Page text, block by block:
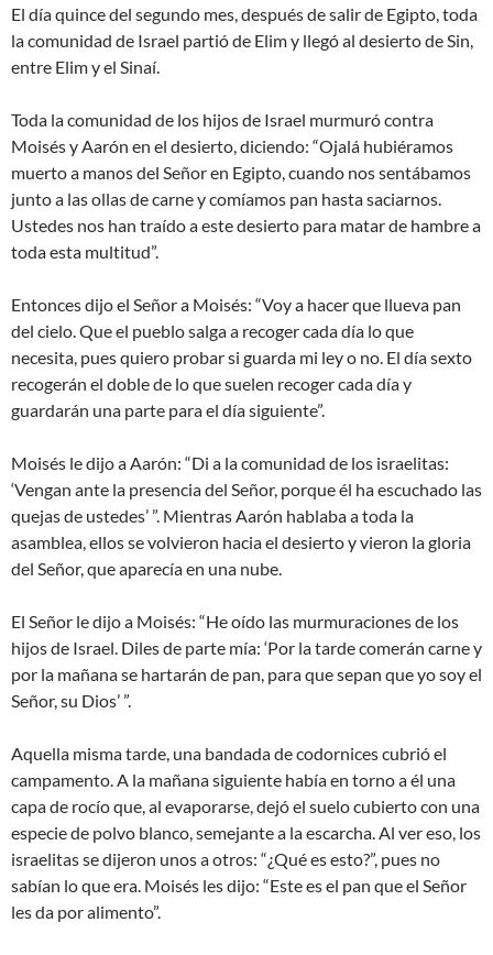
El día quince del segundo mes, después de salir de Egipto, toda
la comunidad de Israel partió de Elim y llegó al desierto de Sin,
entre Elim y el Sinaí.
Toda la comunidad de los hijos de Israel murmuró contra
Moisés y Aarón en el desierto, diciendo: “Ojalá hubiéramos
muerto a manos del Señor en Egipto, cuando nos sentábamos
junto a las ollas de carne y comíamos pan hasta saciarnos.
Ustedes nos han traído a este desierto para matar de hambre a
toda esta multitud”.
Entonces dijo el Señor a Moisés: “Voy a hacer que llueva pan
del cielo. Que el pueblo salga a recoger cada día lo que
necesita, pues quiero probar si guarda mi ley o no. El día sexto
recogerán el doble de lo que suelen recoger cada día y
guardarán una parte para el día siguiente”.
Moisés le dijo a Aarón: “Di a la comunidad de los israelitas:
‘Vengan ante la presencia del Señor, porque él ha escuchado las
quejas de ustedes’ ”. Mientras Aarón hablaba a toda la
asamblea, ellos se volvieron hacia el desierto y vieron la gloria
del Señor, que aparecía en una nube.
El Señor le dijo a Moisés: “He oído las murmuraciones de los
hijos de Israel. Diles de parte mía: ‘Por la tarde comerán carne y
por la mañana se hartarán de pan, para que sepan que yo soy el
Señor, su Dios’ ”.
Aquella misma tarde, una bandada de codornices cubrió el
campamento. A la mañana siguiente había en torno a él una
capa de rocío que, al evaporarse, dejó el suelo cubierto con una
especie de polvo blanco, semejante a la escarcha. Al ver eso, los
israelitas se dijeron unos a otros: “¿Qué es esto?”, pues no
sabían lo que era. Moisés les dijo: “Este es el pan que el Señor
les da por alimento”.